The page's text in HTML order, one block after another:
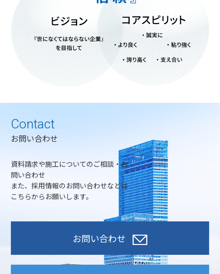
Contact
お問い合わせ
資料請求や施工についてのご相談・お
問い合わせ
また、採用情報のお問い合わせなどは
こちらからお願いします。
お問い合わせ